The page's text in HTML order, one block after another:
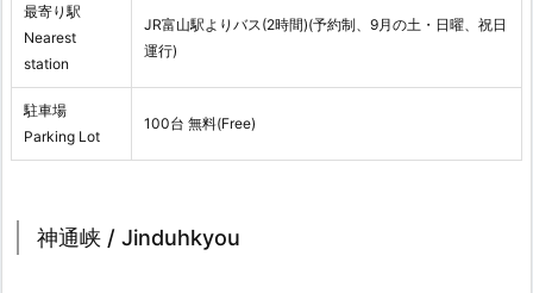
最寄り駅
Nearest
station
JR富山駅よりバス(2時間)(予約制、9月の土・日曜、祝日
運行)
駐車場
Parking Lot
100台 無料(Free)
神通峡 / Jinduhkyou